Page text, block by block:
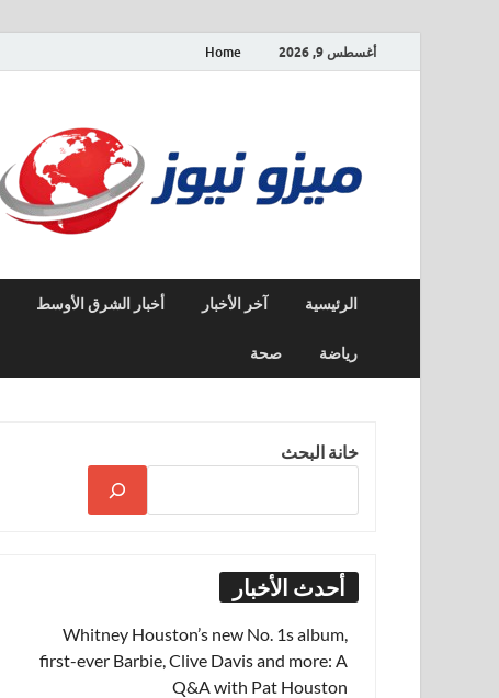
أغسطس 9, 2026 Home
الرئيسية آخر الأخبار أخبار الشرق الأوسط
رياضة صحة
خانة البحث
أحدث الأخبار
Whitney Houston’s new No. 1s album,
first-ever Barbie, Clive Davis and more: A
Q&A with Pat Houston